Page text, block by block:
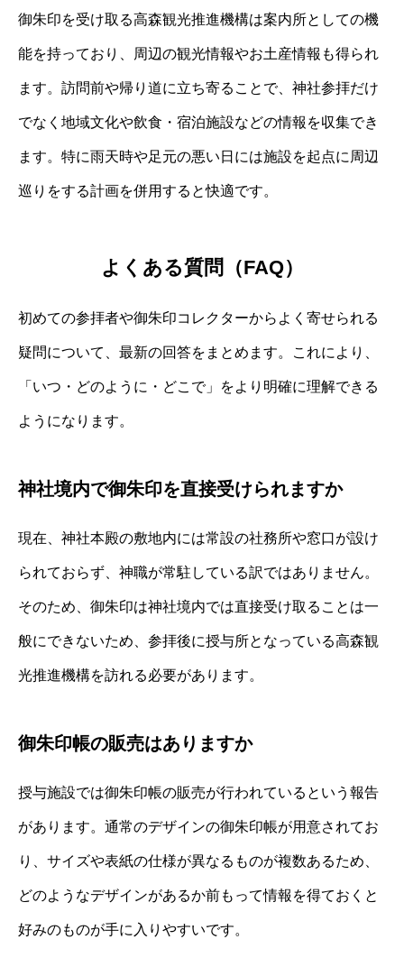
御朱印を受け取る高森観光推進機構は案内所としての機
能を持っており、周辺の観光情報やお土産情報も得られ
ます。訪問前や帰り道に立ち寄ることで、神社参拝だけ
でなく地域文化や飲食・宿泊施設などの情報を収集でき
ます。特に雨天時や足元の悪い日には施設を起点に周辺
巡りをする計画を併用すると快適です。
よくある質問（FAQ）
初めての参拝者や御朱印コレクターからよく寄せられる
疑問について、最新の回答をまとめます。これにより、
「いつ・どのように・どこで」をより明確に理解できる
ようになります。
神社境内で御朱印を直接受けられますか
現在、神社本殿の敷地内には常設の社務所や窓口が設け
られておらず、神職が常駐している訳ではありません。
そのため、御朱印は神社境内では直接受け取ることは一
般にできないため、参拝後に授与所となっている高森観
光推進機構を訪れる必要があります。
御朱印帳の販売はありますか
授与施設では御朱印帳の販売が行われているという報告
があります。通常のデザインの御朱印帳が用意されてお
り、サイズや表紙の仕様が異なるものが複数あるため、
どのようなデザインがあるか前もって情報を得ておくと
好みのものが手に入りやすいです。